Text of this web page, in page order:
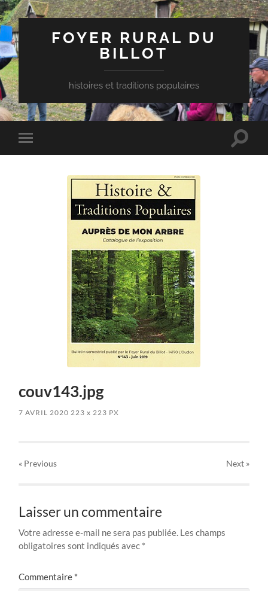
FOYER RURAL DU
BILLOT
histoires et traditions populaires
Toggle
mobile
Toggle
couv143.jpg
7 AVRIL 2020 223x 223 PX
« Previous Next»
Laisser un commentaire
Votre adresse e-mail ne sera pas publiée. Les champs
obligatoires sont indiqués avec *
Commentaire *